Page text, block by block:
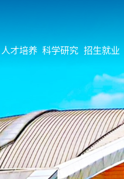
人才培养 科学研究 招生就业